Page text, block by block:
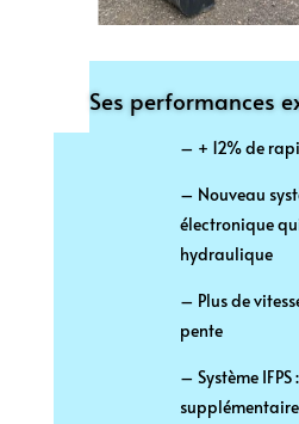
Ses performances
– + 12% de
– Nouveau
électronique
hydraulique
– Plus de
pente
– Système